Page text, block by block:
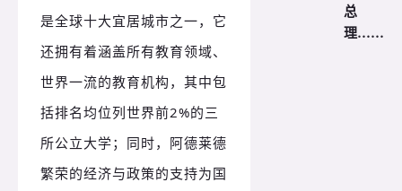
是全球十大宜居城市之一，它
还拥有着涵盖所有教育领域、
世界一流的教育机构，其中包
括排名均位列世界前2%的三
所公立大学； 同时，阿德莱德
繁荣的经济与政策的支持为国
总
理……